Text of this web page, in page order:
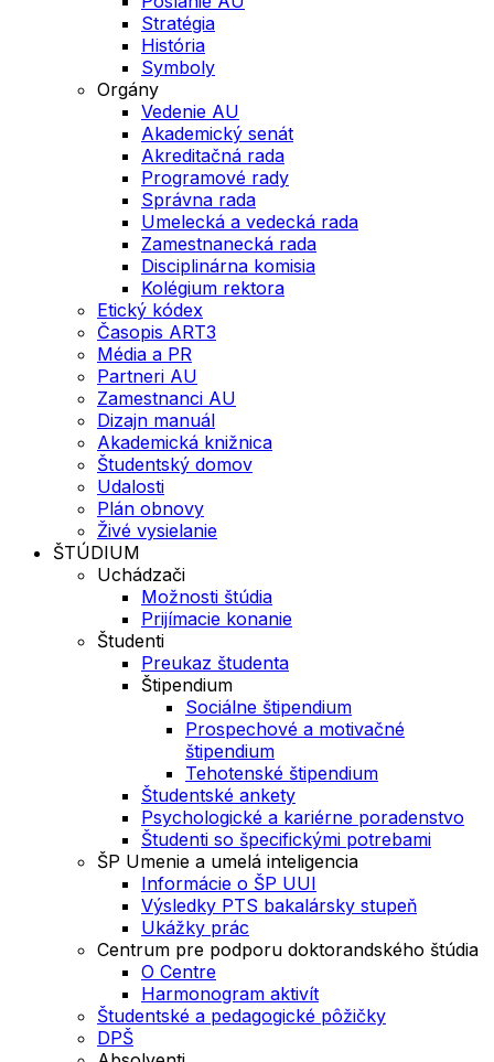
Stratégia
História
Symboly
Orgány
Vedenie AU
Akademický senát
Akreditačná rada
Programové rady
Správna rada
Umelecká a vedecká rada
Zamestnanecká rada
Disciplinárna komisia
Kolégium rektora
Etický kódex
Časopis ART3
Média a PR
Partneri AU
Zamestnanci AU
Dizajn manuál
Akademická knižnica
Študentský domov
Udalosti
Plán obnovy
Živé vysielanie
ŠTÚDIUM
Uchádzači
Možnosti štúdia
Prijímacie konanie
Študenti
Preukaz študenta
Štipendium
Sociálne štipendium
Prospechové a motivačné
štipendium
Tehotenské štipendium
Študentské ankety
Psychologické a kariérne poradenstvo
Študenti so špecifickými potrebami
ŠP Umenie a umelá inteligencia
Informácie o ŠP UUI
Výsledky PTS bakalársky stupeň
Ukážky prác
Centrum pre podporu doktorandského štúdia
O Centre
Harmonogram aktivít
Študentské a pedagogické pôžičky
DPŠ